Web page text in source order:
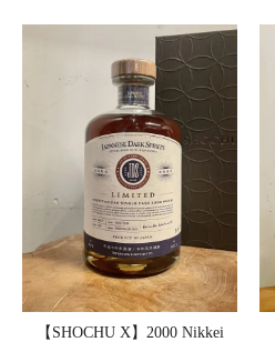
【SHOCHU X】2000 Nikkei